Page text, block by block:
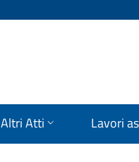
Altri Atti Lavori